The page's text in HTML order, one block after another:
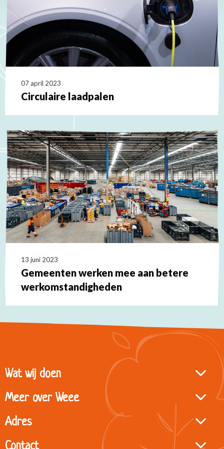
07 april 2023
Circulaire laadpalen
meer
over
13 juni 2023
Gemeenten werken mee aan betere
werkomstandigheden
meer
Site
footer
Wat wij doen
Meer over Weee
Adres